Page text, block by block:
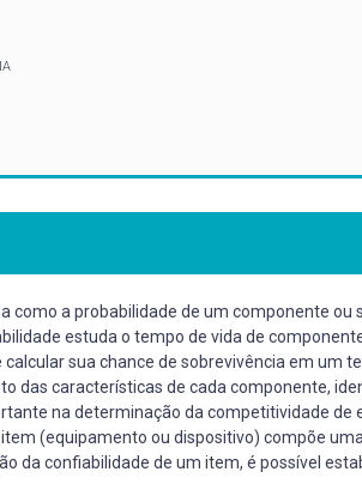
como a probabilidade de um componente
estuda o tempo de vida de
sua chance de sobrevivência em um
das características de cada componente,
na determinação da competitividade de
(equipamento ou dispositivo) compõe
da confiabilidade de um item, é possível